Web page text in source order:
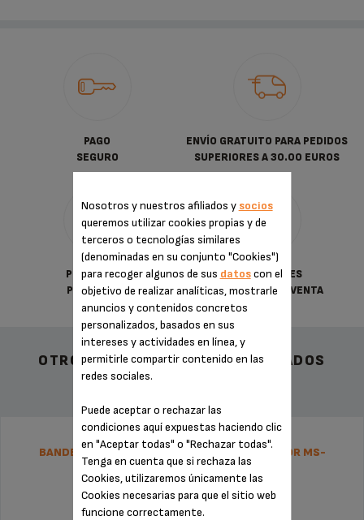
PAGO
SEGURO
ENVÍO GRATUITO PARA PEDIDOS
SUPERIORES A 30.00 EUROS
POLÍTICA DE
PRIVACIDAD
CONDICIONES
GENERALES DE VENTA
OTROS ACCESORIOS RECOMENDADOS
BANDEJA DE RECOGIDA DE AGUA Y SU FLOTADOR MS-
654218
Nosotros y nuestros afiliados y socios
queremos utilizar cookies propias y de
terceros o tecnologías similares
(denominadas en su conjunto "Cookies")
para recoger algunos de sus datoscon el
objetivo de realizar analíticas, mostrarle
anuncios y contenidos concretos
personalizados, basados en sus
intereses y actividades en línea, y
permitirle compartir contenido en las
redes sociales.
Puede aceptar o rechazar las
condiciones aquí expuestas haciendo clic
en "Aceptar todas" o "Rechazar todas".
Tenga en cuenta que si rechaza las
Cookies, utilizaremos únicamente las
Cookies necesarias para que el sitio web
funcione correctamente.